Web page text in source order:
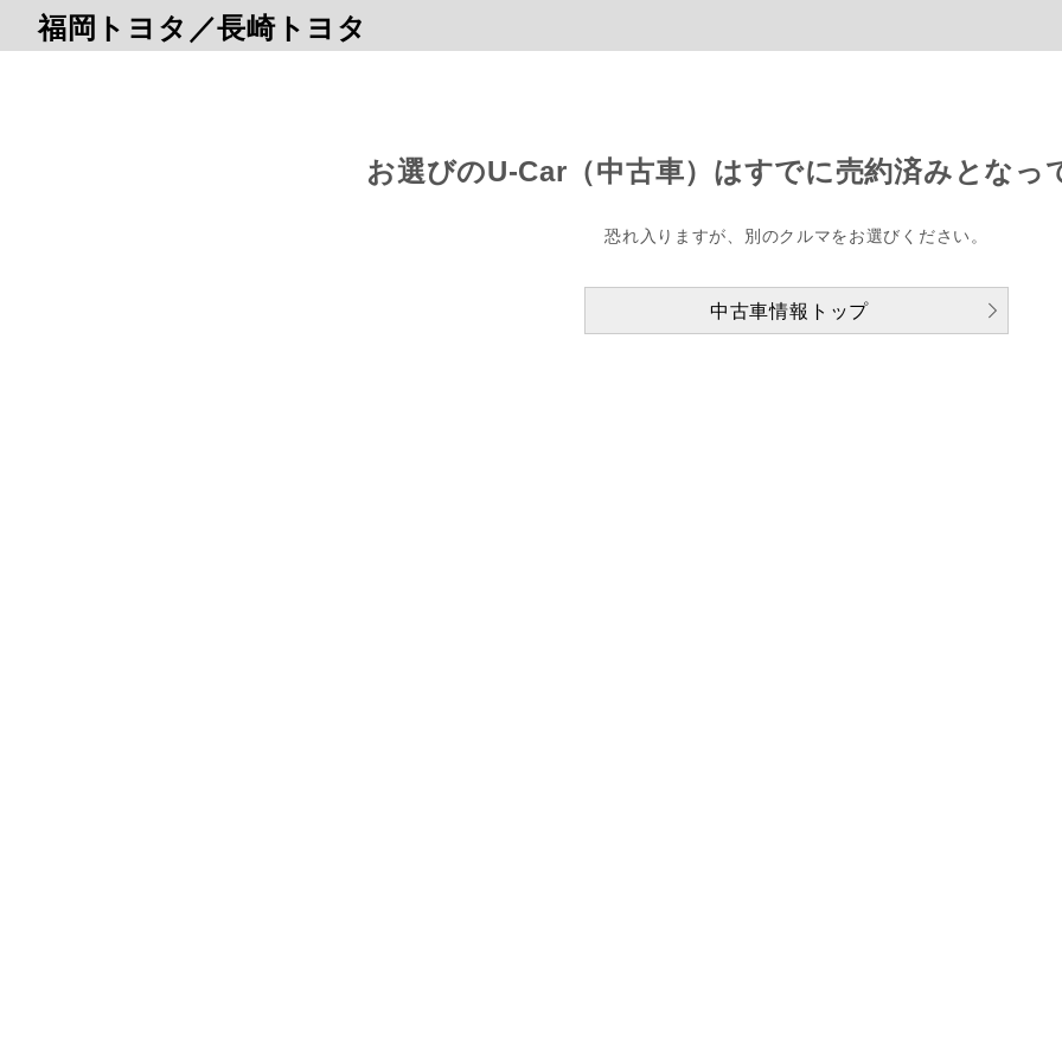
福岡トヨタ／長崎トヨタ
お選びのU-Car（中古車）はすでに売約済みとなっ
恐れ入りますが、別のクルマをお選びください。
中古車情報トップ